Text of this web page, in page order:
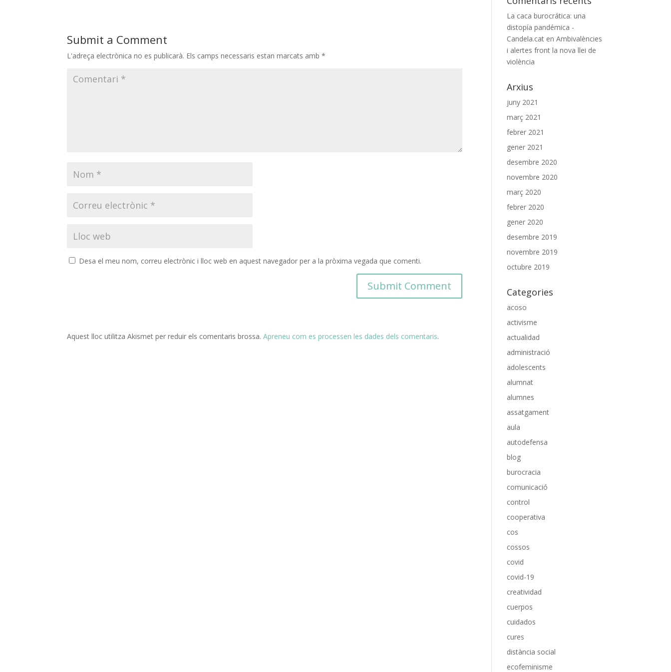
Submit a Comment
L'adreça electrònica no es publicarà. Els camps necessaris estan marcats amb*
Desa el meu nom, correu electrònic i lloc web en aquest navegador per a la pròxima vegada que comenti.
Aquest lloc utilitza Akismet per reduir els comentaris brossa.Apreneu com es processen les dades dels comentaris.
La caca burocrática: una
distopía pandémica -
Candela.cat enAmbivalències
i alertes front la nova llei de
violència
Arxius
juny 2021
març 2021
febrer 2021
gener 2021
desembre 2020
novembre 2020
març 2020
febrer 2020
gener 2020
desembre 2019
novembre 2019
octubre 2019
Categories
acoso
activisme
actualidad
administració
adolescents
alumnat
alumnes
assatgament
aula
autodefensa
blog
burocracia
comunicació
control
cooperativa
cos
cossos
covid
covid-19
creatividad
cuerpos
cuidados
cures
distància social
ecofeminisme